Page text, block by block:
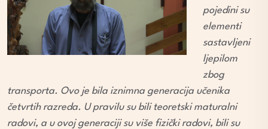
pojedini su
elementi
sastavljeni
ljepilom
zbog
transporta. Ovo je bila iznimna generacija učenika
četvrtih razreda. U pravilu su bili teoretski maturalni
radovi, a u ovoj generaciji su više fizički radovi, bili su